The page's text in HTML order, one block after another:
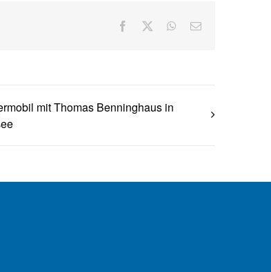
Facebook WhatsApp
E-
mit Thomas Benninghaus in